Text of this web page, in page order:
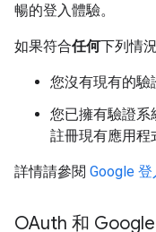
暢的登入體驗。
如果符合任何下列情
您沒有現有的驗
您已擁有驗證系
註冊現有應用程
詳情請參閱 Google
OAuth 和